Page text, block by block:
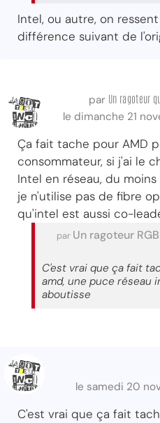
Intel, ou autre, on
différence suivant de
par Un ragoteur
le dimanche 21
Ça fait tache pour AMD
consommateur, si j'ai le
Intel en réseau, du
je n'utilise pas de fibre
qu'intel est aussi co-
par Un ragoteur
C'est vrai que ça fait
amd, une puce réseau
aboutisse
le samedi 20
C'est vrai que ça fait